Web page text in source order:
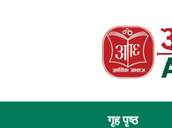
गृह पृष्ठ